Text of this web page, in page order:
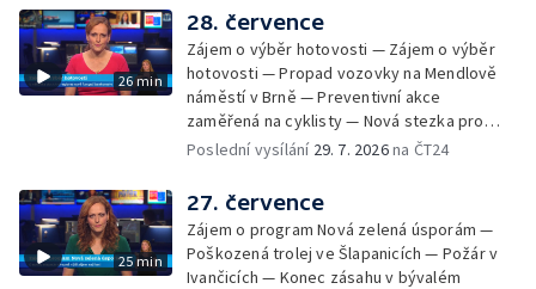
bývalého nákupního domu Letná — Končí 52.
ročník Letní filmové školy — 3. ročník
komunitní akce Stůl ve středu — Cesta na
podporu paliativní péče
26 min
28. července
Zájem o výběr hotovosti — Zájem o výběr
hotovosti — Propad vozovky na Mendlově
náměstí v Brně — Preventivní akce
zaměřená na cyklisty — Nová stezka pro
cyklisty na Zlínsku — Letecká linka mezi
pozorovat zatmění Slunce — Den AČFK na
Letní filmové škole — Milan Uhde slaví 90 let
— Rekonstrukce vojenského srubu
Poslední vysílání 29. 7. 2026na ČT24
25 min
27. července
Zájem o program Nová zelená úsporám —
Poškozená trolej ve Šlapanicích — Požár v
Ivančicích — Konec zásahu v bývalém